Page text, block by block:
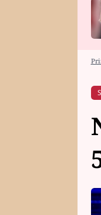
HOROSKOP NA